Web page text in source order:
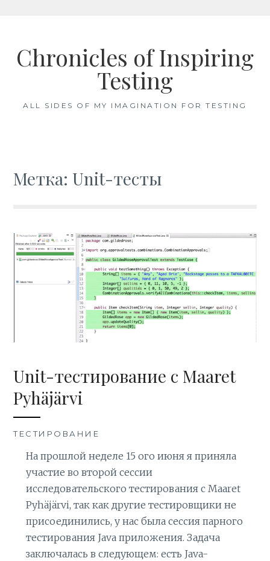
content
Chronicles of Inspiring
Testing
ALL SIDES OF MY IMAGINATION FOR TESTING
Метка: Unit-тесты
Unit-тестирование с Maaret
Pyhäjärvi
ТЕСТИРОВАНИЕ
На прошлой неделе 15 ого июня я приняла
участие во второй сессии
исследовательского тестирования с Maaret
Pyhäjärvi, так как другие тестировщики не
присоединились, у нас была сессия парного
тестирования Java приложения. Задача
заключалась в следующем: есть Java-